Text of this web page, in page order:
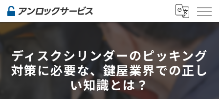
ディスクシリンダーのピッキング
対策に必要な、鍵屋業界での正し
い知識とは？